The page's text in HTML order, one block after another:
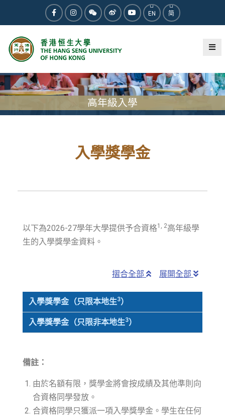
EN 简
高年級入學
入學獎學金
以下為2026-27學年大學提供予合資格1, 2高年級學
生的入學獎學金資料。
展開全部
摺合全部
入學獎學金（只限本地生3）
入學獎學金（只限非本地生3）
備註：
由於名額有限，獎學金將會按成績及其他準則向
合資格同學發放。
合資格同學只獲派一項入學獎學金。學生在任何